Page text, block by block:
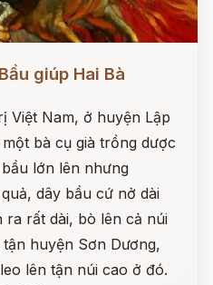
giúp Hai Bà
Việt Nam, ở huyện Lập
bà cụ già trồng dược
lớn lên nhưng
dây bầu cứ nở dài
ra rất dài, bò lên cả núi
huyện Sơn Dương,
lên tận núi cao ở đó.